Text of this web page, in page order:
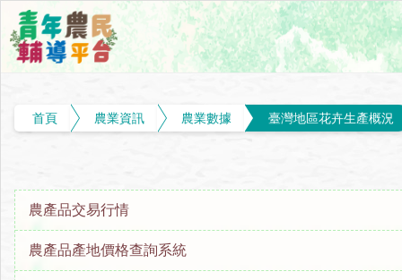
首頁 農業資訊 農業數據 臺灣地區花卉生產概況
農產品交易行情
農產品產地價格查詢系統